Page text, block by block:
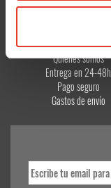
Quiénes somos
Entrega en 24-48h
Pago seguro
Gastos de envío